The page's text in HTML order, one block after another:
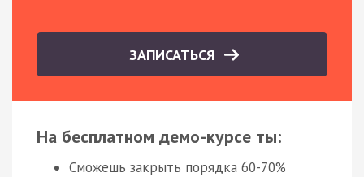
ЗАПИСАТЬСЯ
На бесплатном демо-курсе ты:
Сможешь закрыть порядка 60-70%